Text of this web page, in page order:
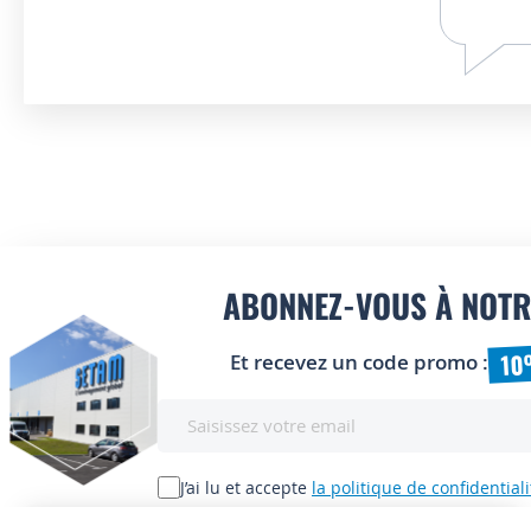
ABONNEZ-VOUS À
Et recevez un code promo :
lettreJ’ai lu et accepte la politique de